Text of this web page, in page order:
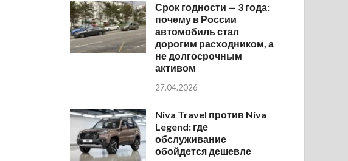
Срок годности — 3 года:
почему в России
автомобиль стал
дорогим расходником, а
не долгосрочным
активом
27.04.2026
Niva Travel против Niva
Legend: где
обслуживание
обойдется дешевле